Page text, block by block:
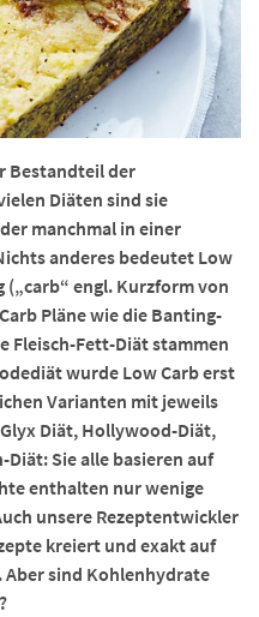
Bestandteil der
Diäten sind sie
manchmal in einer
anderes bedeutet Low
engl. Kurzform von
Pläne wie die Banting-
Fleisch-Fett-Diät stammen
wurde Low Carb erst
Varianten mit jeweils
Diät, Hollywood-Diät,
Sie alle basieren auf
enthalten nur wenige
unsere Rezeptentwickler
kreiert und exakt auf
sind Kohlenhydrate